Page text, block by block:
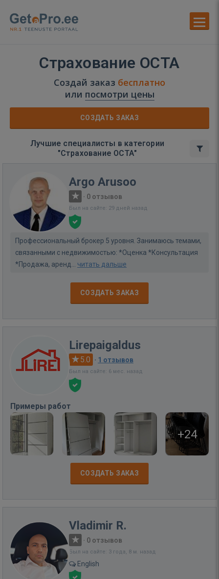
Страхование OCTA
Создай заказ бесплатно
или посмотри цены
СОЗДАТЬ ЗАКАЗ
Лучшие специалисты в категории
"Страхование OCTA"
Argo Arusoo
· 0 отзывов
Был на сайте: 29 дней назад
Профессиональный брокер 5 уровня. Занимаюсь темами,
связанными с недвижимостью: *Оценка *Консультация
*Продажа, аренд... читать дальше
СОЗДАТЬ ЗАКАЗ
Lirepaigaldus
5.0 · 1 отзывов
Был на сайте: 6 мес. назад
Примеры работ
+24
СОЗДАТЬ ЗАКАЗ
Vladimir R.
· 0 отзывов
Был на сайте: 3 года, 8 м. назад
English